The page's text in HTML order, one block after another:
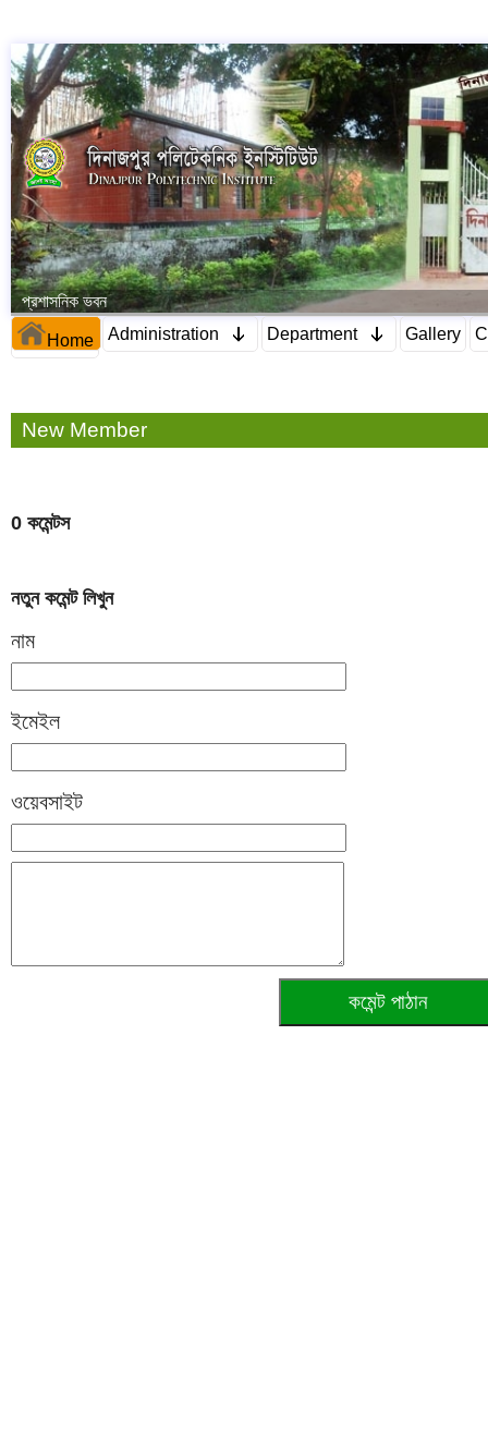
প্রশাসনিক ভবন
Home Administration Department Gallery
New Member
0 কমেন্টস
নতুন কমেন্ট লিখুন
নাম
ইমেইল
ওয়েবসাইট